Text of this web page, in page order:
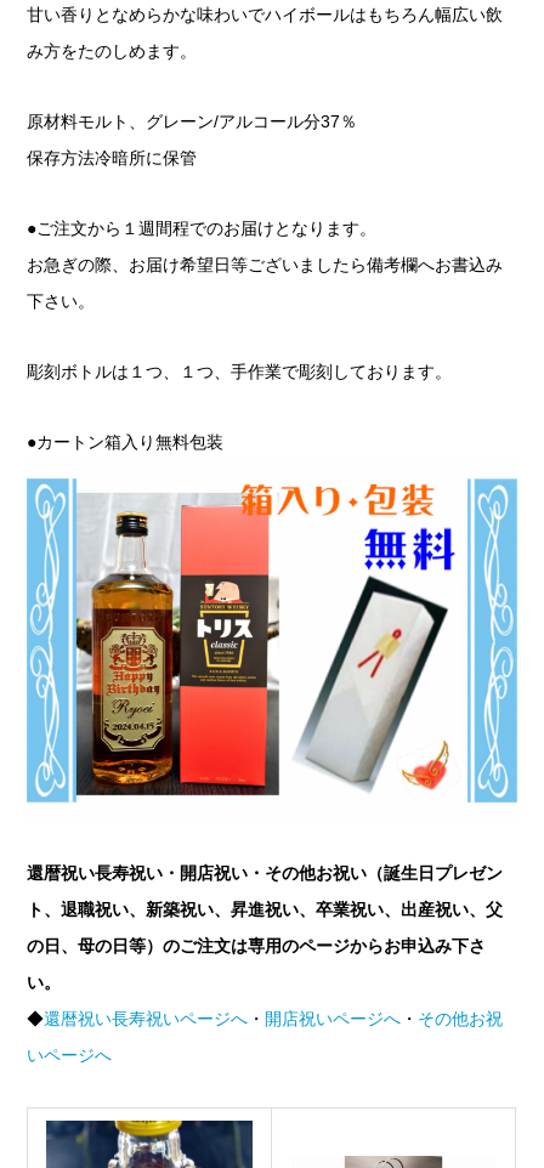
甘い香りとなめらかな味わいでハイボールはもちろん幅広い飲
み方をたのしめます。
原材料モルト、グレーン/アルコール分37％
保存方法冷暗所に保管
●ご注文から１週間程でのお届けとなります。
お急ぎの際、お届け希望日等ございましたら備考欄へお書込み
下さい。
彫刻ボトルは１つ、１つ、手作業で彫刻しております。
●カートン箱入り無料包装
還暦祝い長寿祝い・開店祝い・その他お祝い（誕生日プレゼン
ト、退職祝い、新築祝い、昇進祝い、卒業祝い、出産祝い、父
の日、母の日等）のご注文は専用のページからお申込み下さ
い。
◆還暦祝い長寿祝いページへ ・開店祝いページへ ・ その他お祝
いページへ